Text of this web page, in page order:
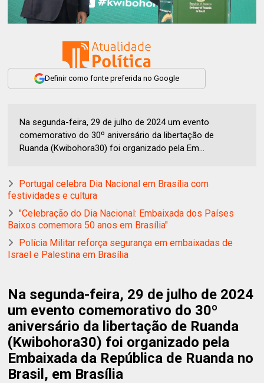
Definir como fonte preferida no Google
Na segunda-feira, 29 de julho de 2024 um evento
comemorativo do 30º aniversário da libertação de
Ruanda (Kwibohora30) foi organizado pela Em...
Portugal celebra Dia Nacional em Brasília com
festividades e cultura
"Celebração do Dia Nacional: Embaixada dos Países
Baixos comemora 50 anos em Brasília"
Polícia Militar reforça segurança em embaixadas de
Israel e Palestina em Brasília
Na segunda-feira, 29 de julho de 2024
um evento comemorativo do 30º
aniversário da libertação de Ruanda
(Kwibohora30) foi organizado pela
Embaixada da República de Ruanda no
Brasil, em Brasília